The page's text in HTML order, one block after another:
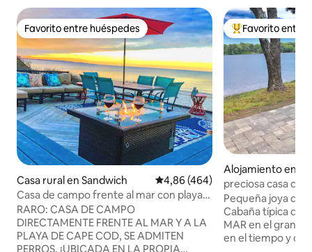
Favorito entre huéspedes
Favorito entre huéspedes
Casa rural en Sandwich Calificación promedio: 4,86 de
4,86 (464)
Casa de campo frente al mar con playa
privada ~ Lil Sea Sass
RARO: CASA DE CAMPO
DIRECTAMENTE FRENTE AL MAR Y A LA
PLAYA DE CAPE COD, SE ADMITEN
PERROS, ¡UBICADA EN LA PROPIA
Favorito entre
Favorito entre
Alojamiento en
preciosa casa de
con 4 kayaks y 2
Pequeña joya de
Cabaña típica de
MAR en el gran
en el tiempo y